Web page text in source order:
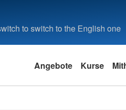
to switch to the English one
Angebote Kurse